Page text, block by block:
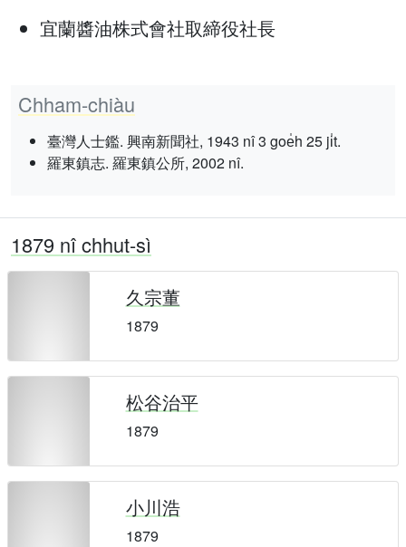
宜蘭醬油株式會社取締役社長
Chham-chiàu
臺灣人士鑑. 興南新聞社, 1943 nî 3 goe̍h 25 ji̍t.
羅東鎮志. 羅東鎮公所, 2002 nî.
1879 nî chhut-sì
久宗董
1879
松谷治平
1879
小川浩
1879